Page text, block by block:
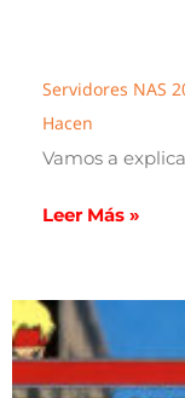
Servidores NAS
Hacen
Vamos a
Leer Más »